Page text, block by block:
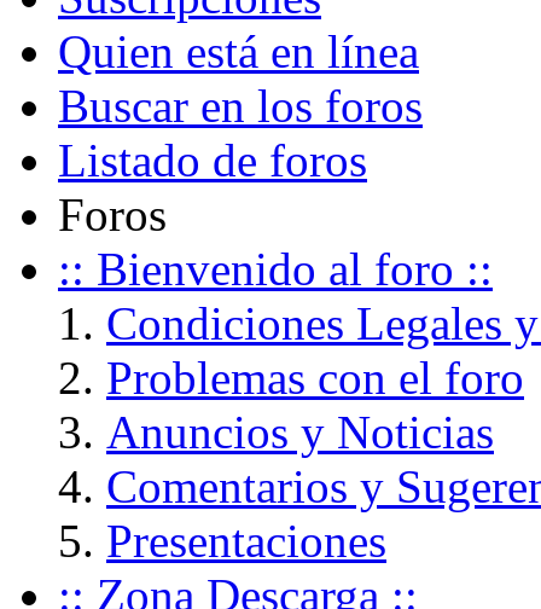
Quien está en línea
Buscar en los foros
Listado de foros
Foros
:: Bienvenido al foro ::
Condiciones Legales
Problemas con el foro
Anuncios y Noticias
Comentarios y
Presentaciones
:: Zona Descarga ::